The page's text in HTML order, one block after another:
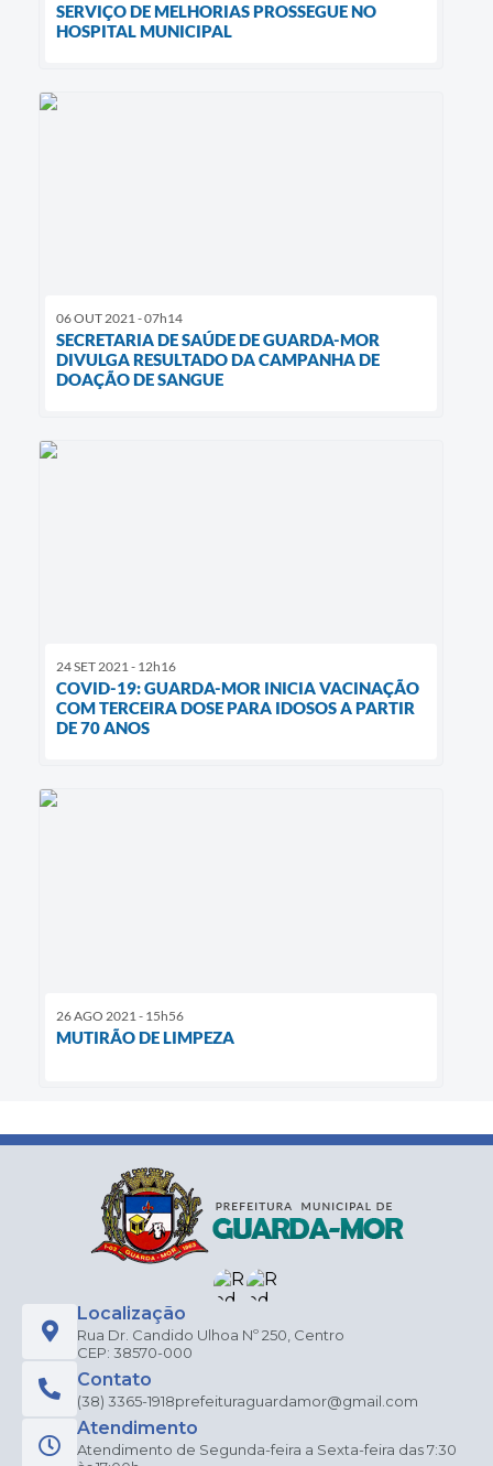
SERVIÇO DE MELHORIAS PROSSEGUE NO
HOSPITAL MUNICIPAL
06 OUT 2021 - 07h14
SECRETARIA DE SAÚDE DE GUARDA-MOR
DIVULGA RESULTADO DA CAMPANHA DE
DOAÇÃO DE SANGUE
24 SET 2021 - 12h16
COVID-19: GUARDA-MOR INICIA VACINAÇÃO
COM TERCEIRA DOSE PARA IDOSOS A PARTIR
DE 70 ANOS
26 AGO 2021 - 15h56
MUTIRÃO DE LIMPEZA
Localização
Rua Dr. Candido Ulhoa Nº 250, Centro
CEP: 38570-000
Contato
(38) 3365-1918prefeituraguardamor@gmail.com
Atendimento
Atendimento de Segunda-feira a Sexta-feira das 7:30